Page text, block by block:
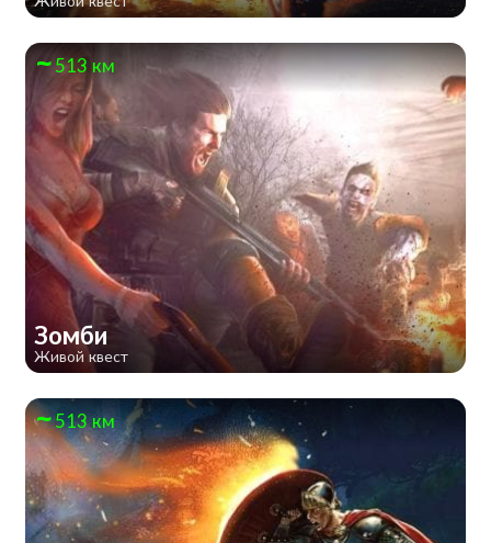
513 км
Зомби
Живой квест
513 км